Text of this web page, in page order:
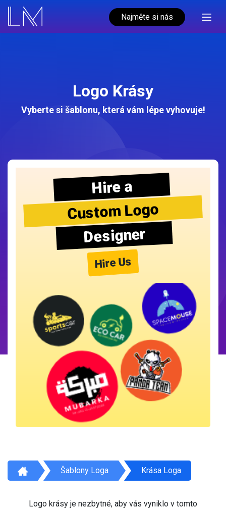
Najměte si nás
Logo Krásy
Vyberte si šablonu, která vám lépe vyhovuje!
Hire a
Custom Logo
Designer
Hire Us
Šablony Loga Krása Loga
Logo krásy je nezbytné, aby vás vyniklo v tomto